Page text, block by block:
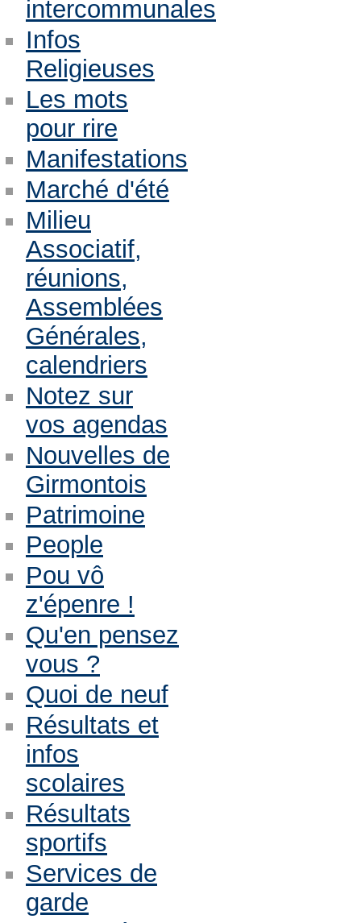
intercommunales
Infos
Religieuses
Les mots
pour rire
Manifestations
Marché d'été
Milieu
Associatif,
réunions,
Assemblées
Générales,
calendriers
Notez sur
vos agendas
Nouvelles de
Girmontois
Patrimoine
People
Pou vô
z'épenre !
Qu'en pensez
vous ?
Quoi de neuf
Résultats et
infos
scolaires
Résultats
sportifs
Services de
garde